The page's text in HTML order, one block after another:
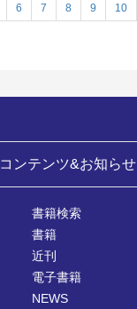
6 7 8 9 10
コンテンツ&お知らせ
書籍検索
書籍
近刊
電子書籍
NEWS